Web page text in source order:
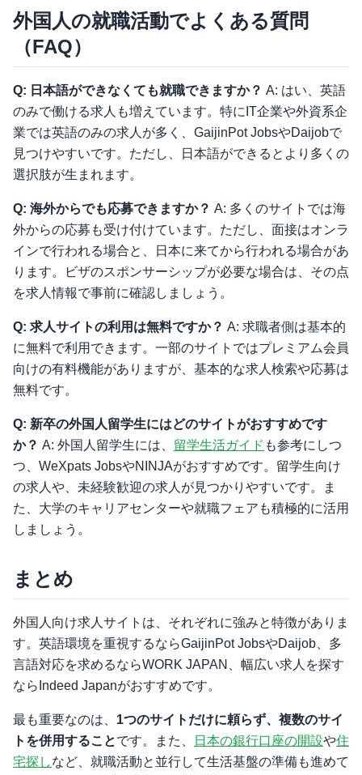
外国人の就職活動でよくある質問
（FAQ）
Q: 日本語ができなくても就職できますか？ A: はい、英語
のみで働ける求人も増えています。特にIT企業や外資系企
業では英語のみの求人が多く、GaijinPot JobsやDaijobで
見つけやすいです。ただし、日本語ができるとより多くの
選択肢が生まれます。
Q: 海外からでも応募できますか？ A: 多くのサイトでは海
外からの応募も受け付けています。ただし、面接はオンラ
インで行われる場合と、日本に来てから行われる場合があ
ります。ビザのスポンサーシップが必要な場合は、その点
を求人情報で事前に確認しましょう。
Q: 求人サイトの利用は無料ですか？ A: 求職者側は基本的
に無料で利用できます。一部のサイトではプレミアム会員
向けの有料機能がありますが、基本的な求人検索や応募は
無料です。
Q: 新卒の外国人留学生にはどのサイトがおすすめです
か？ A: 外国人留学生には、 留学生活ガイド も参考にしつ
つ、WeXpats JobsやNINJAがおすすめです。留学生向け
の求人や、未経験歓迎の求人が見つかりやすいです。ま
た、大学のキャリアセンターや就職フェアも積極的に活用
しましょう。
まとめ
外国人向け求人サイトは、それぞれに強みと特徴がありま
す。英語環境を重視するならGaijinPot JobsやDaijob、多
言語対応を求めるならWORK JAPAN、幅広い求人を探す
ならIndeed Japanがおすすめです。
最も重要なのは、 1つのサイトだけに頼らず、複数のサイ
トを併用することです。また、 日本の銀行口座の開設や住
宅探しなど、就職活動と並行して生活基盤の準備も進めて